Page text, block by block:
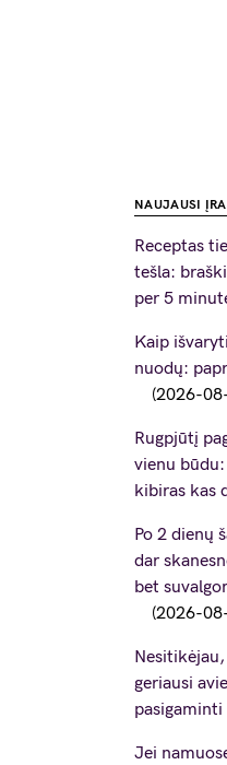
NAUJAUSI
Receptas
tešla:
per 5
Kaip
nuodų:
2026-
Rugpjūtį
vienu
kibiras kas
Po 2 dienų
dar
bet
2026-
geriausi
pasigaminti
Jei